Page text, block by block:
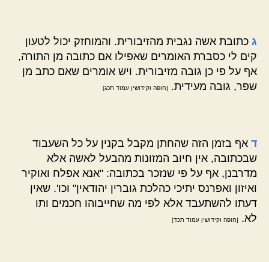
ג כתובת אשה נגבית מהזיבורית. והמוחזק יכול לטעון
קים לי כסברת האומרים שאפילו אם כתובה מן התורה,
אף על פי כן גובה מזיבורית. ויש אומרים שאם כתב מן
שפר, גובה מעידית.
[חופה וקידושין עמוד תכג]
ד אף בזמן הזה שהחתן מקבל בקנין על כל השעבוד
שבכתובה, אין חיוב המזונות מהבעל לאשה אלא
מדרבנן, אף על פי שנזכר בכתובה: "אנא אפלח ואוקיר
ואיזון ואפרנס יתיכי כהלכת גוברין יהודאין" וכו'. שאין
דעתו להשתעבד אלא לפי מה שחייבוהו חכמים ותו
לא.
[חופה וקידושין עמוד תכד]